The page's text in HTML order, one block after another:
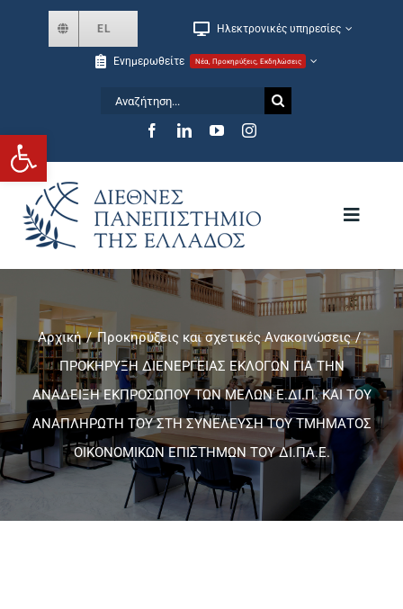
Ανοίξτε τη γραμμή εργαλείων
EL Ηλεκτρονικές υπηρεσίες
Ενημερωθείτε Νέα, Προκηρύξεις, Εκδηλώσεις
Αναζήτηση
Toggle
Σχολές και Τμήματα
Μεταπτυχιακά
Πανεπιστημιακές Μονάδες
Αρχική
Προκηρύξεις και σχετικές Ανακοινώσεις
ΠΡΟΚΗΡΥΞΗ ΔΙΕΝΕΡΓΕΙΑΣ ΕΚΛΟΓΩΝ ΓΙΑ ΤΗΝ
ΑΝΑΔΕΙΞΗ ΕΚΠΡΟΣΩΠΟΥ ΤΩΝ ΜΕΛΩΝ Ε.ΔΙ.Π. ΚΑΙ ΤΟΥ
ΑΝΑΠΛΗΡΩΤΗ ΤΟΥ ΣΤΗ ΣΥΝΕΛΕΥΣΗ ΤΟΥ ΤΜΗΜΑΤΟΣ
ΟΙΚΟΝΟΜΙΚΩΝ ΕΠΙΣΤΗΜΩΝ ΤΟΥ ΔΙ.ΠΑ.Ε.